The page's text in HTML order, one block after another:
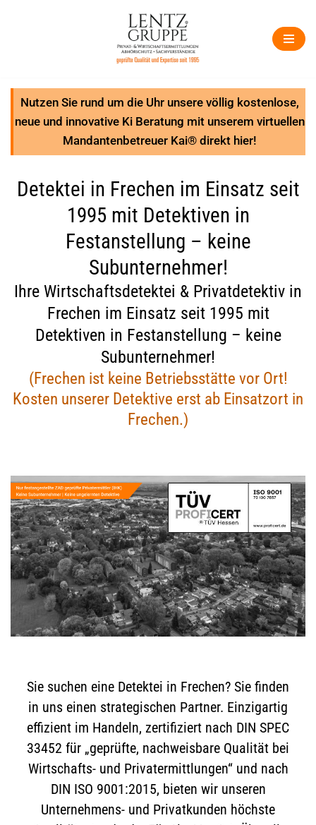
Nutzen Sie rund um die Uhr unsere völlig kostenlose,
neue und innovative Ki Beratung mit unserem virtuellen
Mandantenbetreuer Kai® direkt hier!
Detektei in Frechen im Einsatz seit
1995 mit Detektiven in
Festanstellung – keine
Subunternehmer!
Ihre Wirtschaftsdetektei & Privatdetektiv in
Frechen im Einsatz seit 1995 mit
Detektiven in Festanstellung – keine
Subunternehmer!
(Frechen ist keine Betriebsstätte vor Ort!
Kosten unserer Detektive erst ab Einsatzort in
Frechen.)
Sie suchen eine Detektei in Frechen? Sie finden
in uns einen strategischen Partner. Einzigartig
effizient im Handeln, zertifiziert nach DIN SPEC
33452 für „geprüfte, nachweisbare Qualität bei
Wirtschafts- und Privatermittlungen“ und nach
DIN ISO 9001:2015, bieten wir unseren
Unternehmens- und Privatkunden höchste